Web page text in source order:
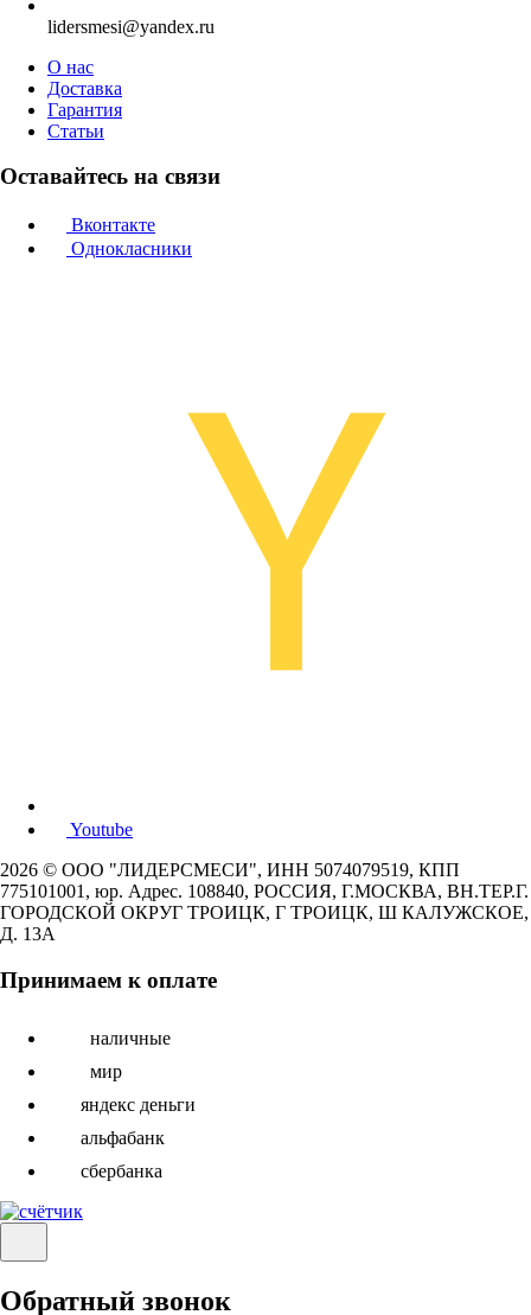
lidersmesi@yandex.ru
О нас
Доставка
Гарантия
Статьи
Оставайтесь на связи
Вконтакте
Однокласники
Youtube
2026 © ООО "ЛИДЕРСМЕСИ", ИНН 5074079519, КПП
775101001, юр. Адрес. 108840, РОССИЯ, Г.МОСКВА, ВН.ТЕР.Г.
ГОРОДСКОЙ ОКРУГ ТРОИЦК, Г ТРОИЦК, Ш КАЛУЖСКОЕ,
Д. 13А
Принимаем к оплате
наличные
мир
яндекс деньги
альфабанк
сбербанка
Обратный звонок